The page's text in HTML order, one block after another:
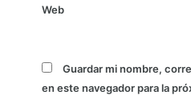
Web
Guardar mi nombre,
en este navegador para la